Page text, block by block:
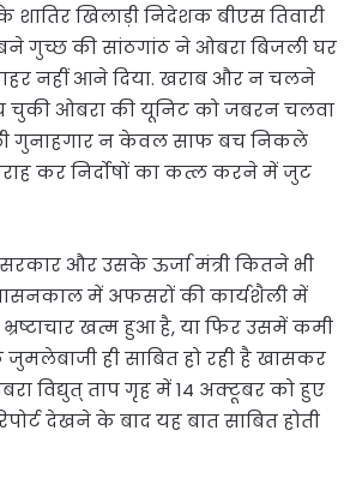
शातिर खिलाड़ी निदेशक बीएस तिवारी
गुच्छ की सांठगांठ ने ओबरा बिजली घर
नहीं आने दिया. खराब और न चलने
चुकी ओबरा की यूनिट को जबरन चलवा
गुनाहगार न केवल साफ बच निकले
कर निर्दोषों का कत्ल करने में जुट
सरकार और उसके ऊर्जा मंत्री कितने भी
में अफसरों की कार्यशैली में
खत्म हुआ है, या फिर उसमें कमी
ही साबित हो रही है खासकर
विद्युत् ताप गृह में 14 अक्टूबर को हुए
देखने के बाद यह बात साबित होती